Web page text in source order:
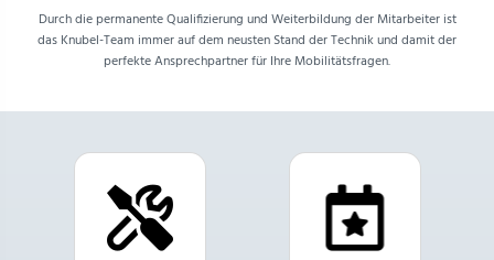
Durch die permanente Qualifizierung und Weiterbildung der Mitarbeiter ist
das Knubel-Team immer auf dem neusten Stand der Technik und damit der
perfekte Ansprechpartner für Ihre Mobilitätsfragen.